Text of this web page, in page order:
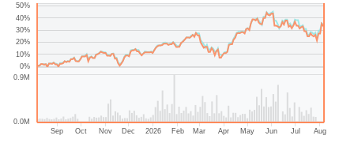
Sep Oct Nov Dec 2026 Feb Mar Apr May Jun Jul Aug
0.0M
0.9M
0%
10%
20%
30%
40%
50%